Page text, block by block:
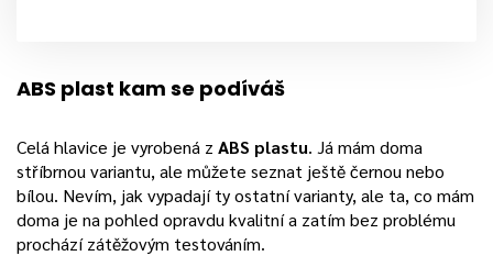
ABS plast kam se podíváš
Celá hlavice je vyrobená z ABS plastu. Já mám doma
stříbrnou variantu, ale můžete seznat ještě černou nebo
bílou. Nevím, jak vypadají ty ostatní varianty, ale ta, co mám
doma je na pohled opravdu kvalitní a zatím bez problému
prochází zátěžovým testováním.